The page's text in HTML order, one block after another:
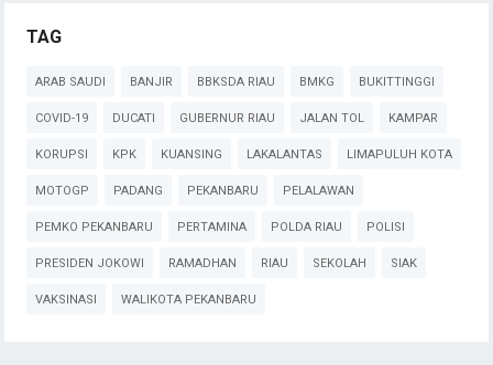
TAG
ARAB SAUDI BANJIR BBKSDA RIAU BMKG BUKITTINGGI
COVID-19 DUCATI GUBERNUR RIAU JALAN TOL KAMPAR
KORUPSI KPK KUANSING LAKALANTAS LIMAPULUH KOTA
MOTOGP PADANG PEKANBARU PELALAWAN
PEMKO PEKANBARU PERTAMINA POLDA RIAU POLISI
PRESIDEN JOKOWI RAMADHAN RIAU SEKOLAH SIAK
VAKSINASI WALIKOTA PEKANBARU